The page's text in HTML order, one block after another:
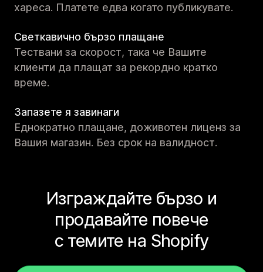
хареса. Платете едва когато публикувате.
Светкавично бързо плащане
Тествани за скорост, така че Вашите
клиенти да плащат за рекордно кратко
време.
Запазете я завинаги
Еднократно плащане, доживотен лиценз за
Вашия магазин. Без срок на валидност.
Изграждайте бързо и
продавайте повече
с темите на Shopify